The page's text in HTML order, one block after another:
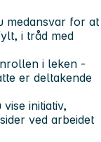
medansvar for at
i tråd med
i leken -
er deltakende
initiativ,
ved arbeidet